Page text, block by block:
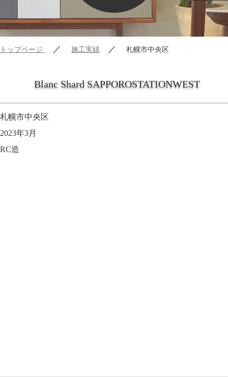
トップページ ／ 施工実績 ／ 札幌市中央区
Blanc Shard SAPPOROSTATIONWEST
札幌市中央区
2023年3月
RC造